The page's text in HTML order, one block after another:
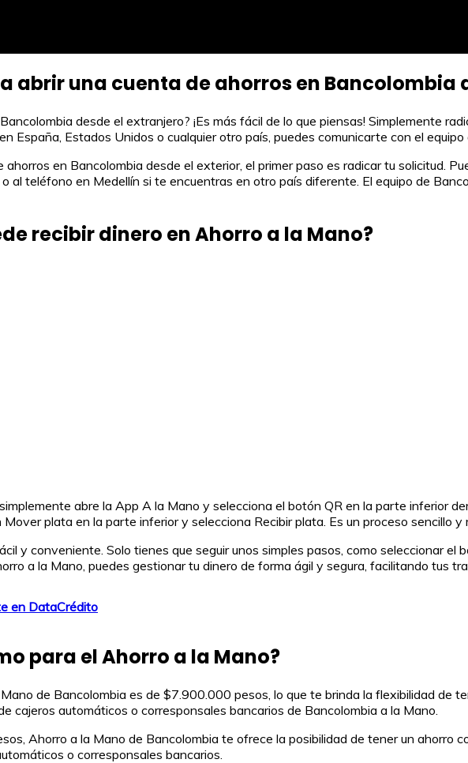
abrir una cuenta de ahorros en Bancolombia
desde el extranjero? ¡Es más fácil de lo que piensas! Simplemente
España, Estados Unidos o cualquier otro país, puedes comunicarte con el
en Bancolombia desde el exterior, el primer paso es radicar tu solicitud.
al teléfono en Medellín si te encuentras en otro país diferente. El equipo de
recibir dinero en Ahorro a la Mano?
abre la App A la Mano y selecciona el botón QR en la parte inferior
plata en la parte inferior y selecciona Recibir plata. Es un proceso sencillo
y conveniente. Solo tienes que seguir unos simples pasos, como seleccionar
a la Mano, puedes gestionar tu dinero de forma ágil y segura, facilitando tus
en DataCrédito
para el Ahorro a la Mano?
de Bancolombia es de $7.900.000 pesos, lo que te brinda la flexibilidad de
cajeros automáticos o corresponsales bancarios de Bancolombia a la Mano.
Ahorro a la Mano de Bancolombia te ofrece la posibilidad de tener un ahorro
o corresponsales bancarios.